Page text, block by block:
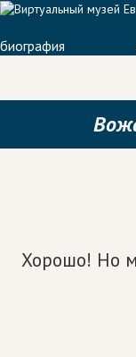
биография
Хорошо! Но